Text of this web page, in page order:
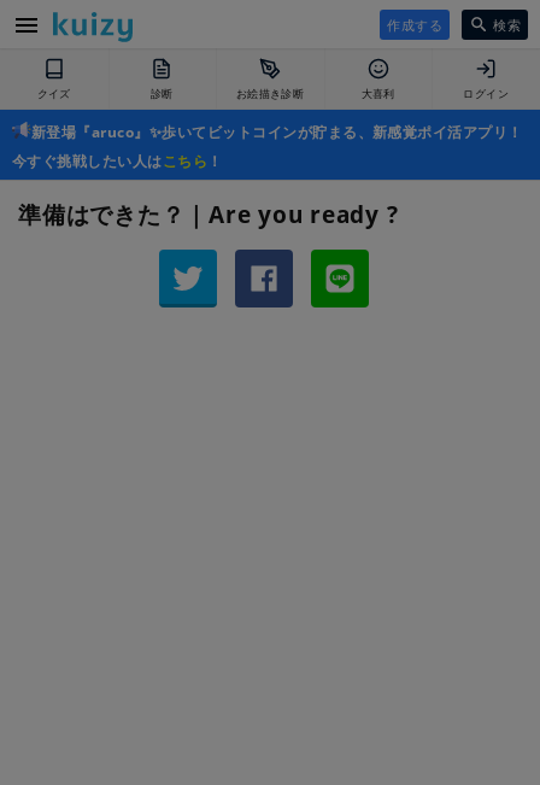
作成する 検索
クイズ 診断 お絵描き診断 大喜利 ログイン
新登場『aruco』✨歩いてビットコインが貯まる、新感覚ポイ活アプリ！
今すぐ挑戦したい人はこちら ！
準備はできた？｜Are you ready ?